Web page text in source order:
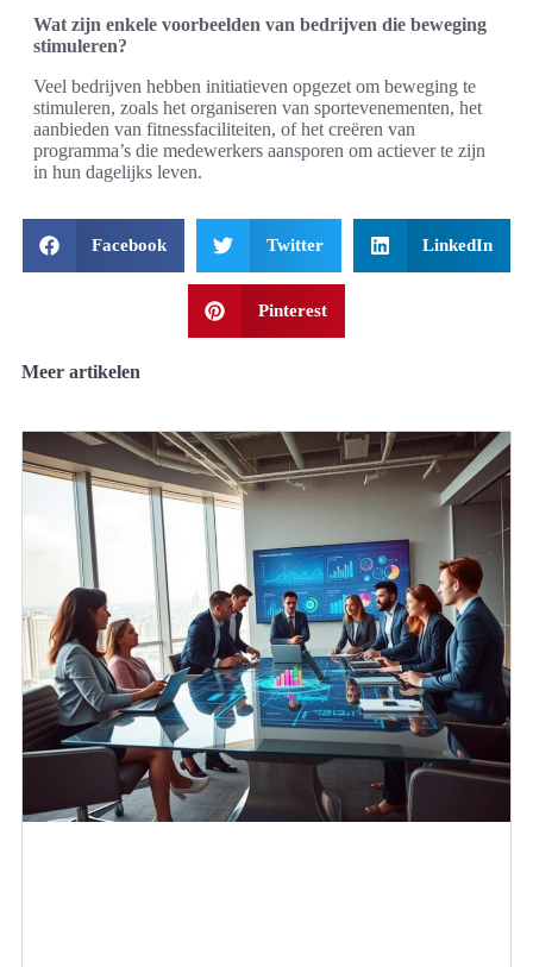
Wat zijn enkele voorbeelden van bedrijven die beweging
stimuleren?
Veel bedrijven hebben initiatieven opgezet om beweging te
stimuleren, zoals het organiseren van sportevenementen, het
aanbieden van fitnessfaciliteiten, of het creëren van
programma’s die medewerkers aansporen om actiever te zijn
in hun dagelijks leven.
Facebook Twitter LinkedIn
Pinterest
Meer artikelen